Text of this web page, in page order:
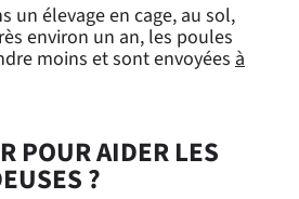
un élevage en cage, au sol,
environ un an, les poules
moins et sont envoyées à
POUR AIDER LES
?